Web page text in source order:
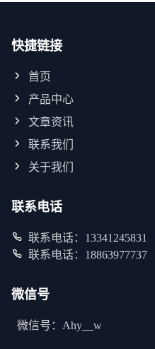
快捷链接
首页
产品中心
文章资讯
联系我们
关于我们
联系电话
联系电话：13341245831
联系电话：18863977737
微信号
微信号：Ahy__w